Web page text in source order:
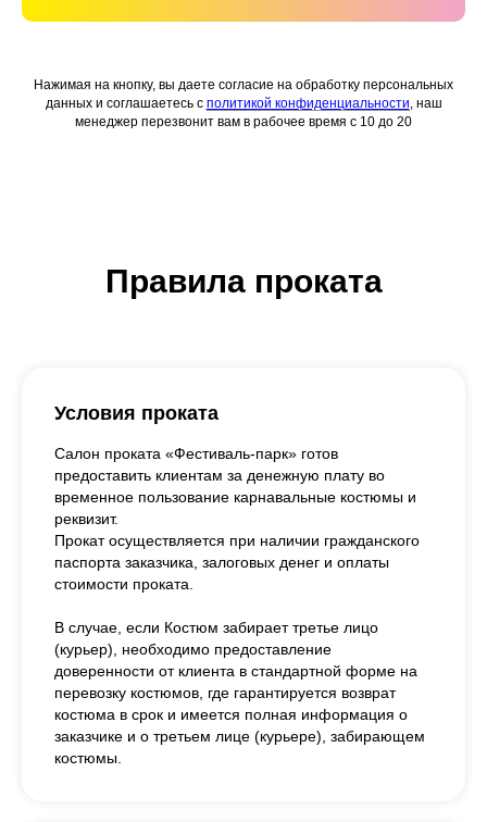
Нажимая на кнопку, вы даете согласие на обработку персональных
данных и соглашаетесь c политикой конфиденциальности , наш
менеджер перезвонит вам в рабочее время с 10 до 20
Правила проката
Условия проката
Салон проката «Фестиваль-парк» готов
предоставить клиентам за денежную плату во
временное пользование карнавальные костюмы и
реквизит.
Прокат осуществляется при наличии гражданского
паспорта заказчика, залоговых денег и оплаты
стоимости проката.
В случае, если Костюм забирает третье лицо
(курьер), необходимо предоставление
доверенности от клиента в стандартной форме на
перевозку костюмов, где гарантируется возврат
костюма в срок и имеется полная информация о
заказчике и о третьем лице (курьере), забирающем
костюмы.